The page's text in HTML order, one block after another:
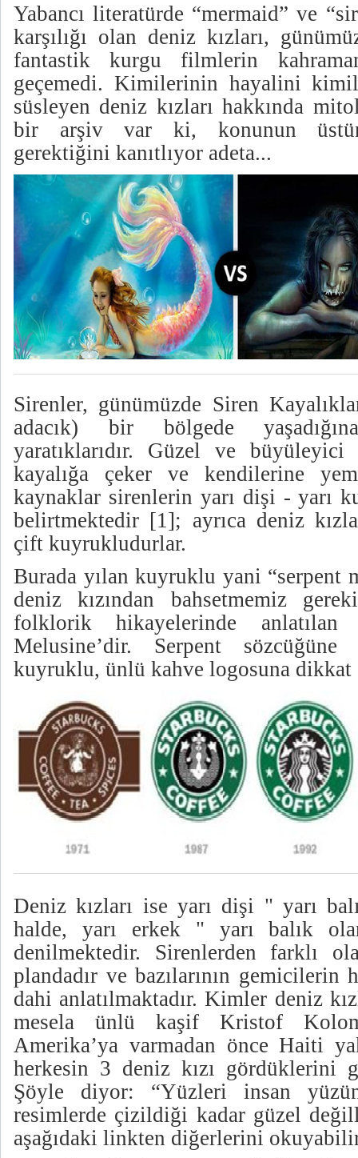
Yabancı literatürde “mermaid” ve
karşılığı olan deniz kızları,
fantastik kurgu filmlerin
geçemedi. Kimilerinin hayalini
süsleyen deniz kızları hakkında
bir arşiv var ki, konunun
gerektiğini kanıtlıyor adeta...
Sirenler, günümüzde Siren
adacık) bir bölgede
yaratıklarıdır. Güzel ve
kayalığa çeker ve kendilerine
kaynaklar sirenlerin yarı dişi - yarı
belirtmektedir [1]; ayrıca deniz
çift kuyrukludurlar.
Burada yılan kuyruklu yani “serpent
deniz kızından bahsetmemiz
folklorik hikayelerinde anlatılan
Melusine’dir. Serpent
kuyruklu, ünlü kahve logosuna
Deniz kızları ise yarı dişi " yarı
halde, yarı erkek " yarı balık
denilmektedir. Sirenlerden farklı
plandadır ve bazılarının gemicilerin
dahi anlatılmaktadır. Kimler deniz
mesela ünlü kaşif Kristof
Amerika’ya varmadan önce Haiti
herkesin 3 deniz kızı gördüklerini
Şöyle diyor: “Yüzleri insan
resimlerde çizildiği kadar güzel
aşağıdaki linkten diğerlerini